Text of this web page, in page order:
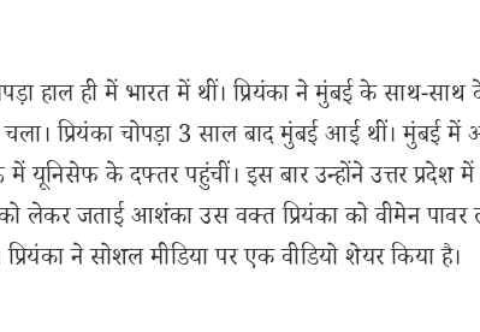
हाल ही में भारत में थीं। प्रियंका ने मुंबई के साथ-
प्रियंका चोपड़ा 3 साल बाद मुंबई आई थीं। मुंबई में
में यूनिसेफ के दफ्तर पहुंचीं। इस बार उन्होंने उत्तर प्रदेश में
लेकर जताई आशंका उस वक्त प्रियंका को वीमेन
ने सोशल मीडिया पर एक वीडियो शेयर किया है।